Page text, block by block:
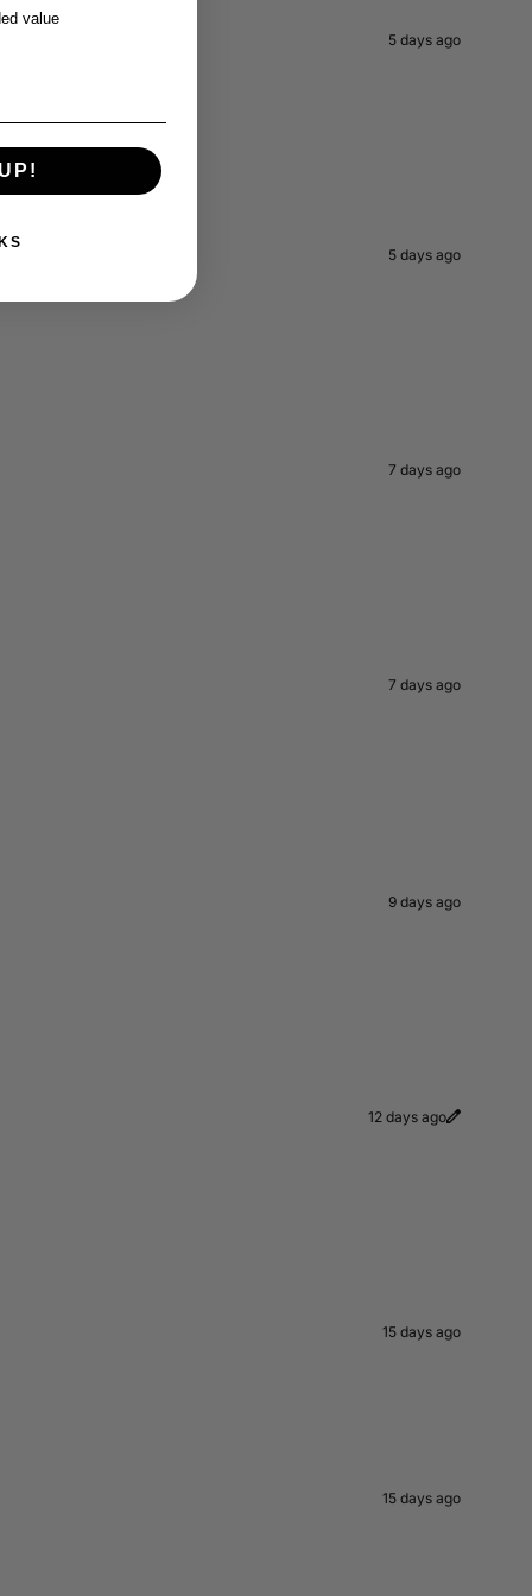
5 days ago
5 days ago
7 days ago
7 days ago
9 days ago
12 days ago
15 days ago
15 days ago
value